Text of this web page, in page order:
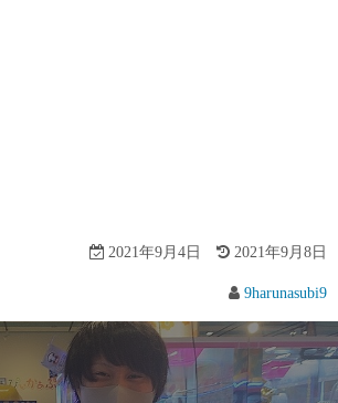
2021年9月4日 2021年9月8日
9harunasubi9